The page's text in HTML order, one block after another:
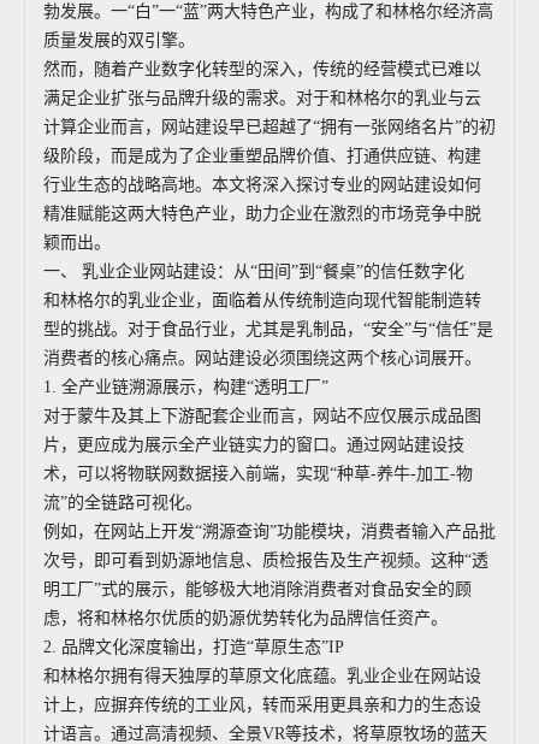
勃发展。一“白”一“蓝”两大特色产业，构成了和林格尔经济高
质量发展的双引擎。
然而，随着产业数字化转型的深入，传统的经营模式已难以
满足企业扩张与品牌升级的需求。对于和林格尔的乳业与云
计算企业而言，网站建设早已超越了“拥有一张网络名片”的初
级阶段，而是成为了企业重塑品牌价值、打通供应链、构建
行业生态的战略高地。本文将深入探讨专业的网站建设如何
精准赋能这两大特色产业，助力企业在激烈的市场竞争中脱
颖而出。
一、 乳业企业网站建设：从“田间”到“餐桌”的信任数字化
和林格尔的乳业企业，面临着从传统制造向现代智能制造转
型的挑战。对于食品行业，尤其是乳制品，“安全”与“信任”是
消费者的核心痛点。网站建设必须围绕这两个核心词展开。
1. 全产业链溯源展示，构建“透明工厂”
对于蒙牛及其上下游配套企业而言，网站不应仅展示成品图
片，更应成为展示全产业链实力的窗口。通过网站建设技
术，可以将物联网数据接入前端，实现“种草-养牛-加工-物
流”的全链路可视化。
例如，在网站上开发“溯源查询”功能模块，消费者输入产品批
次号，即可看到奶源地信息、质检报告及生产视频。这种“透
明工厂”式的展示，能够极大地消除消费者对食品安全的顾
虑，将和林格尔优质的奶源优势转化为品牌信任资产。
2. 品牌文化深度输出，打造“草原生态”IP
和林格尔拥有得天独厚的草原文化底蕴。乳业企业在网站设
计上，应摒弃传统的工业风，转而采用更具亲和力的生态设
计语言。通过高清视频、全景VR等技术，将草原牧场的蓝天